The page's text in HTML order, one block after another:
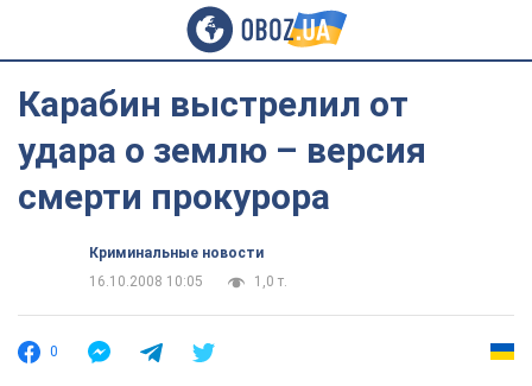
Карабин выстрелил от
удара о землю – версия
смерти прокурора
Криминальные новости
16.10.2008 10:05
1,0 т.
0